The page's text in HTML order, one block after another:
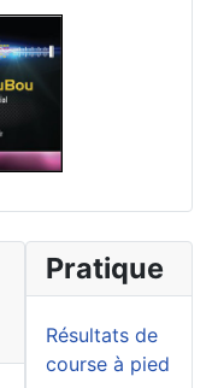
Pratique
Résultats de
course à pied